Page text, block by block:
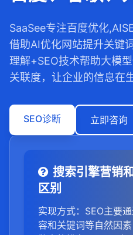
SaaSee专注百度优化
借助AI优化网站提升关键
理解+SEO技术帮助大模
关联度，让企业的信息在
SEO诊断 立即咨询
搜索引擎营销
区别
实现方式：SEO主要
容和关键词等自然因